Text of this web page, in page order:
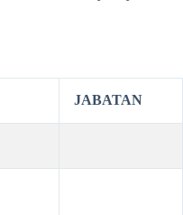
JABATAN